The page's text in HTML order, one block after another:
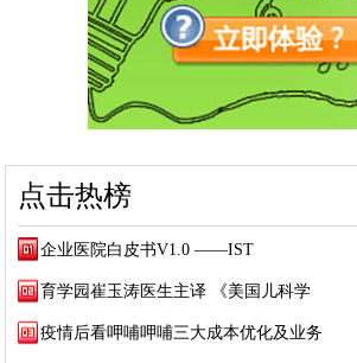
点击热榜
企业医院白皮书V1.0 ——IST
育学园崔玉涛医生主译 《美国儿科学
疫情后看呷哺呷哺三大成本优化及业务